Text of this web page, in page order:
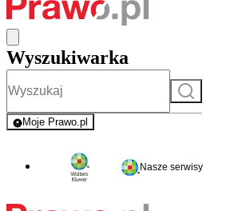
Wyszukiwarka
Szukaj
Moje Prawo.pl
- rejestracja i logowanie do serwisu
Nasze serwisy